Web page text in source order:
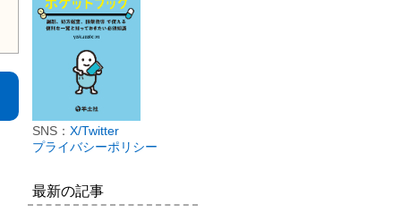
SNS： X/Twitter
プライバシーポリシー
最新の記事